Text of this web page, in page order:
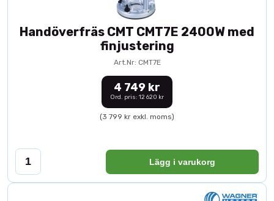
Handöverfräs CMT CMT7E 2400W med
finjustering
Art.Nr: CMT7E
4 749 kr
Ord. pris: 12 620 kr
(3 799 kr exkl. moms)
Lägg i varukorg